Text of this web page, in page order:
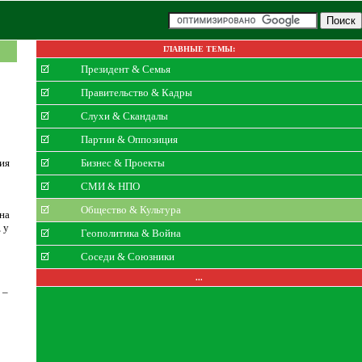
у
–
ГЛАВНЫЕ ТЕМЫ:
Президент & Семья
Правительство & Кадры
Слухи & Скандалы
Партии & Оппозиция
Бизнес & Проекты
СМИ & НПО
Общество & Культура
Геополитика & Война
Соседи & Союзники
...